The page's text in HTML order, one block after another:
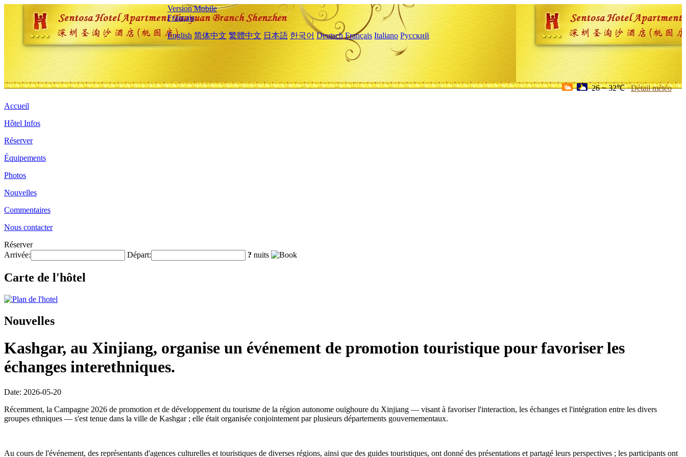
Version Mobile
Français
English 简体中文 繁體中文 日本語 한국어 Deutsch Français Italiano Русский
26 ~ 32℃ Détail météo
Accueil
Hôtel Infos
Réserver
Équipements
Photos
Nouvelles
Commentaires
Nous contacter
Réserver
Arrivée:
Départ: ? nuits
Carte de l'hôtel
Nouvelles
Kashgar, au Xinjiang, organise un événement de promotion touristique pour favoriser les
échanges interethniques.
Date: 2026-05-20
Récemment, la Campagne 2026 de promotion et de développement du tourisme de la région autonome ouïghoure du Xinjiang — visant à favoriser l'interaction, les échanges et l'intégration entre les divers
groupes ethniques — s'est tenue dans la ville de Kashgar ; elle était organisée conjointement par plusieurs départements gouvernementaux.
Au cours de l'événement, des représentants d'agences culturelles et touristiques de diverses régions, ainsi que des guides touristiques, ont donné des présentations et partagé leurs perspectives ; les participants ont